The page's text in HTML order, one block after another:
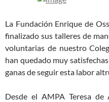
La Fundación Enrique de
finalizado sus talleres de
voluntarias de nuestro
han quedado muy
ganas de seguir esta labor
Desde el AMPA Teresa de